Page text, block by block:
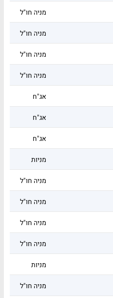
מניה חו"ל
מניה חו"ל
מניה חו"ל
מניה חו"ל
אג"ח
אג"ח
אג"ח
מניות
מניה חו"ל
מניה חו"ל
מניה חו"ל
מניה חו"ל
מניות
מניה חו"ל